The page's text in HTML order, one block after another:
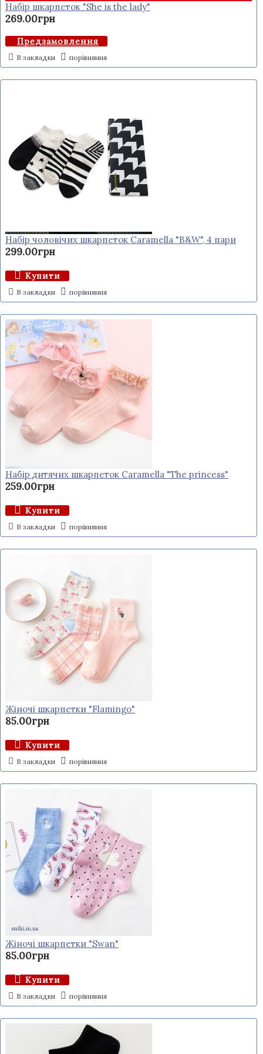
Набір шкарпеток "She is the lady"
269.00грн
Предзамовлення
В закладки порівняння
Набір чоловічих шкарпеток Caramella "B&W", 4 пари
299.00грн
Купити
В закладки порівняння
Набір дитячих шкарпеток Caramella "The princess"
259.00грн
Купити
В закладки порівняння
Жіночі шкарпетки "Flamingo"
85.00грн
Купити
В закладки порівняння
Жіночі шкарпетки "Swan"
85.00грн
Купити
В закладки порівняння